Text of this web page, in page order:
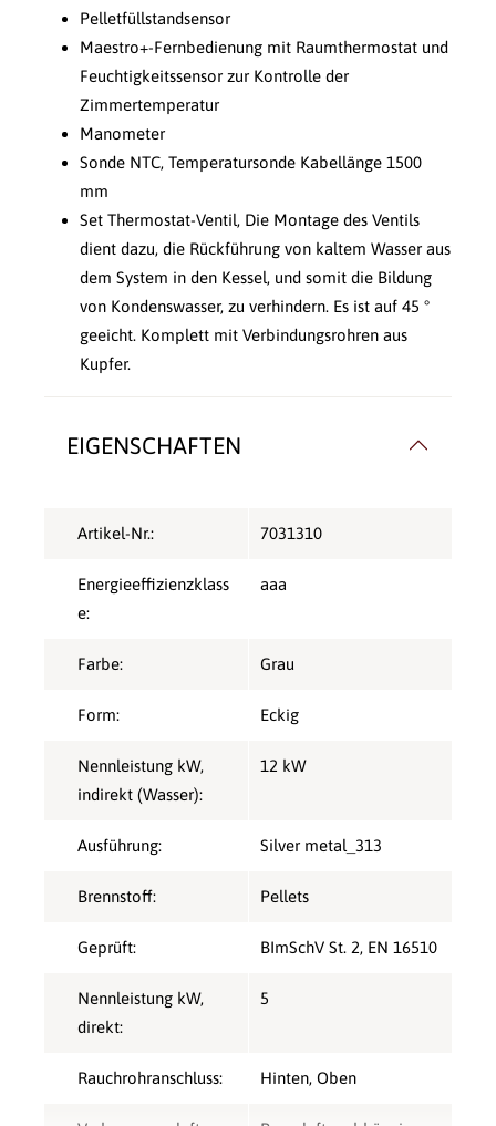
Pelletfüllstandsensor
Maestro+-Fernbedienung mit Raumthermostat und
Feuchtigkeitssensor zur Kontrolle der
Zimmertemperatur
Manometer
Sonde NTC, Temperatursonde Kabellänge 1500
mm
Set Thermostat-Ventil, Die Montage des Ventils
dient dazu, die Rückführung von kaltem Wasser aus
dem System in den Kessel, und somit die Bildung
von Kondenswasser, zu verhindern. Es ist auf 45 °
geeicht. Komplett mit Verbindungsrohren aus
Kupfer.
EIGENSCHAFTEN
Artikel-Nr.: 7031310
Energieeffizienzklass
e:
aaa
Farbe: Grau
Form: Eckig
Nennleistung kW,
indirekt (Wasser):
12 kW
Ausführung: Silver metal_313
Brennstoff: Pellets
Geprüft: BImSchV St. 2, EN 16510
Nennleistung kW,
direkt:
5
Rauchrohranschluss: Hinten, Oben